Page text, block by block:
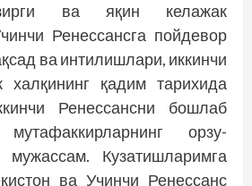
ва яқин келажак
Ренессансга пойдевор
ва интилишлари, иккинчи
халқининг қадим тарихида
Ренессансни бошлаб
орзу-
Кузатишларимга
ва Учинчи Ренессанс